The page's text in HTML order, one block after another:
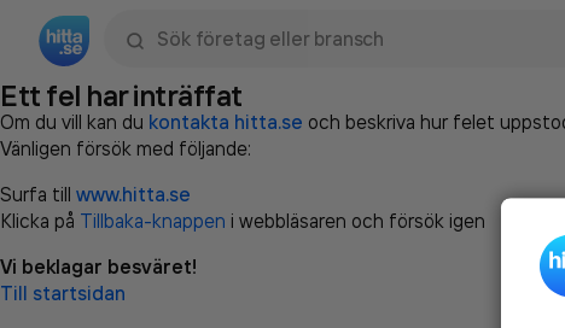
Ett fel har inträffat
Om du vill kan du kontakta hitta.se och beskriva hur felet
Vänligen försök med följande:
Surfa till www.hitta.se
Klicka på Tillbaka-knappen i webbläsaren och försök igen
Vi beklagar besväret!
Till startsidan